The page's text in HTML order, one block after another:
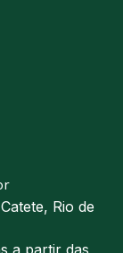
Rio de